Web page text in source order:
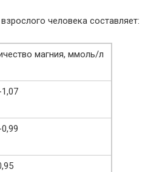
человека составляет:
магния, ммоль/л